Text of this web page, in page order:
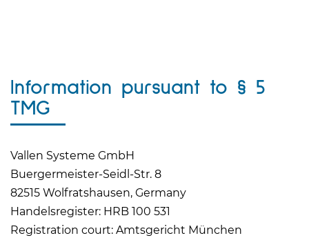
Information pursuant to § 5
TMG
Vallen Systeme GmbH
Buergermeister-Seidl-Str. 8
82515 Wolfratshausen, Germany
Handelsregister: HRB 100 531
Registration court: Amtsgericht München